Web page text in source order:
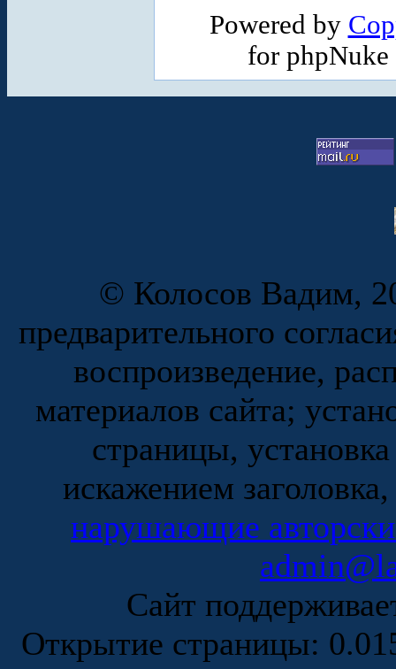
Powered by
for
© Колосов Вадим,
предварительного
воспроизведение,
материалов сайта;
страницы,
искажением
нарушающие
Сайт
Открытие страницы: